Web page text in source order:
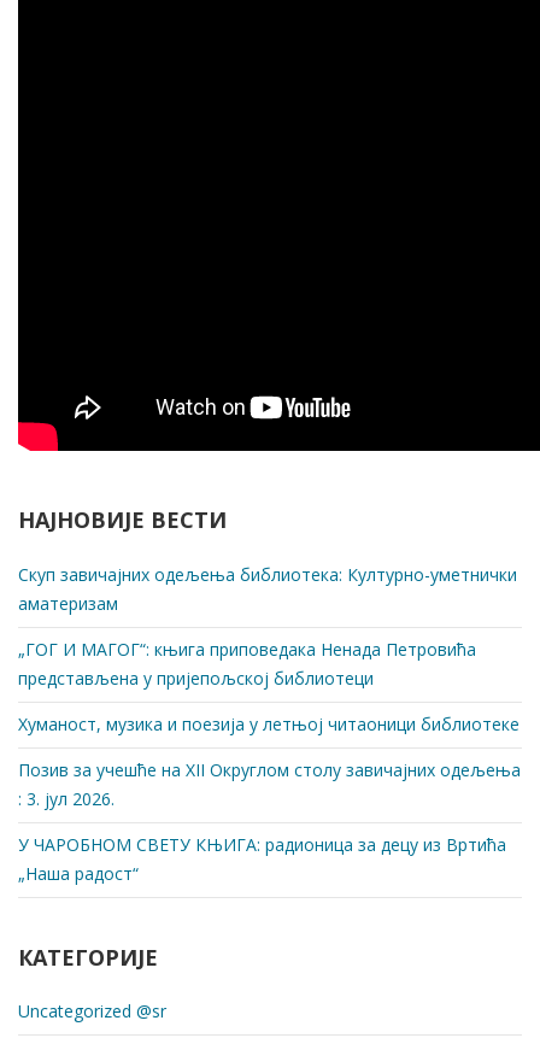
НАЈНОВИЈЕ ВЕСТИ
Скуп завичајних одељења библиотека: Културно-уметнички
аматеризам
„ГОГ И МАГОГ“: књига приповедака Ненада Петровића
представљена у пријепољској библиотеци
Хуманост, музика и поезија у летњој читаоници библиотеке
Позив за учешће на XII Округлом столу завичајних одељења
: 3. јул 2026.
У ЧАРОБНОМ СВЕТУ КЊИГА: радионица за децу из Вртића
„Наша радост“
КАТЕГОРИЈЕ
Uncategorized @sr